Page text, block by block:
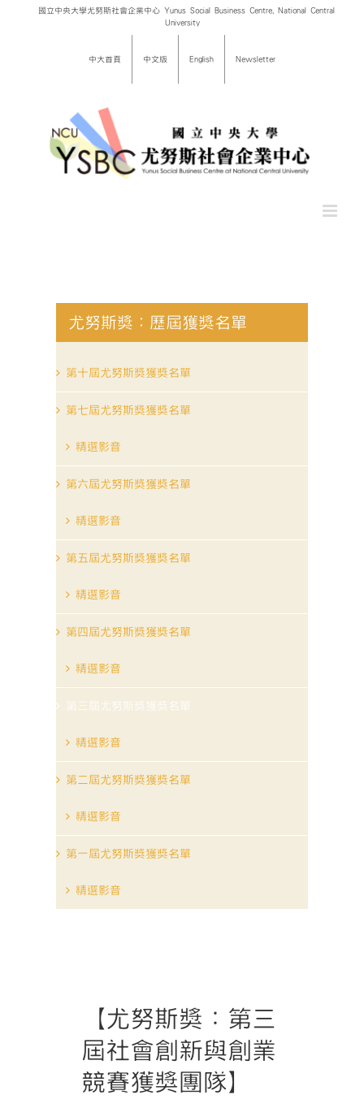
國立中央大學尤努斯社會企業中心 Yunus Social Business Centre, National Central
University
中大首頁 中文版 English Newsletter
【尤努斯獎：第三
屆社會創新與創業
競賽獲獎團隊】
尤努斯獎：歷屆獲獎名單
第十屆尤努斯獎獲獎名單
第七屆尤努斯獎獲獎名單
精選影音
第六屆尤努斯獎獲獎名單
精選影音
第五屆尤努斯獎獲獎名單
精選影音
第四屆尤努斯獎獲獎名單
精選影音
第三屆尤努斯獎獲獎名單
精選影音
第二屆尤努斯獎獲獎名單
精選影音
第一屆尤努斯獎獲獎名單
精選影音